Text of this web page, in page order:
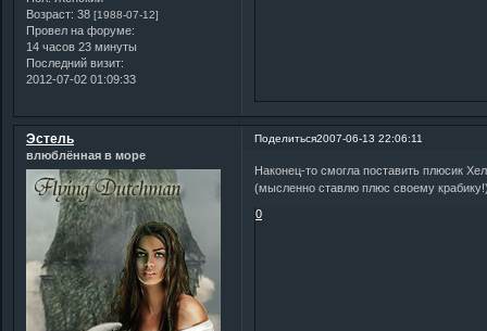
Возраст: 38 [1988-07-12]
Провел на форуме:
14 часов 23 минуты
Последний визит:
2012-07-02 01:09:33
Поделиться2007-06-13 22:06:11
Эстель
влюблённая в море
Наконец-то смогла поставить плюсик
(мысленно ставлю плюс своему
0